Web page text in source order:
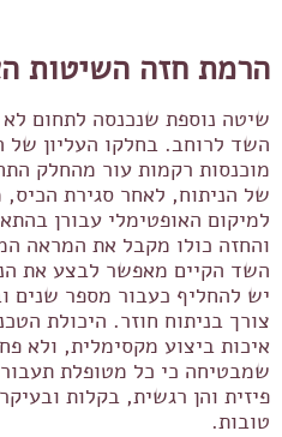
הרמת חזה השיטות
שיטה נוספת שנכנסה לתחום
השד לרוחב. בחלקו העליון של
מוכנסות רקמות עור מהחלק
של הניתוח, לאחר סגירת
למיקום האופטימלי עבורן
והחזה כולו מקבל את המראה
השד הקיים מאפשר לבצע את
יש להחליף כעבור מספר שנים
צורך בניתוח חוזר. היכולת
איכות ביצוע מקסימלית, ולא
שמבטיחה כי כל מטופלת
פיזית והן רגשית, בקלות
טובות.